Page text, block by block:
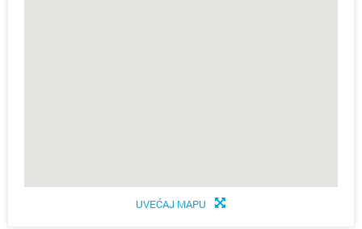
UVEĆAJ MAPU